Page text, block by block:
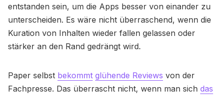
entstanden sein, um die Apps besser von einander zu
unterscheiden. Es wäre nicht überraschend, wenn die
Kuration von Inhalten wieder fallen gelassen oder
stärker an den Rand gedrängt wird.
Paper selbst bekommt glühende Reviews von der
Fachpresse. Das überrascht nicht, wenn man sich das